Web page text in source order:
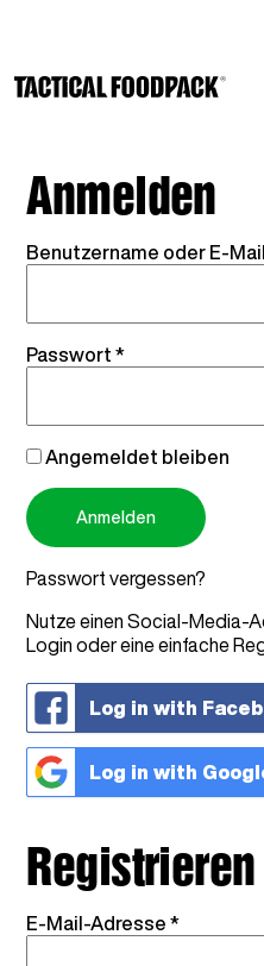
Snacks Getränke
Vegetarisch Kinder
Anmelden
Benutzername oder E-
Passwort*Erforderlich
Angemeldet bleiben
Anmelden
Passwort vergessen?
Nutze einen Social-Media-
Login oder eine einfache
Log in with
Log in with
Registrieren
E-Mail-Adresse*